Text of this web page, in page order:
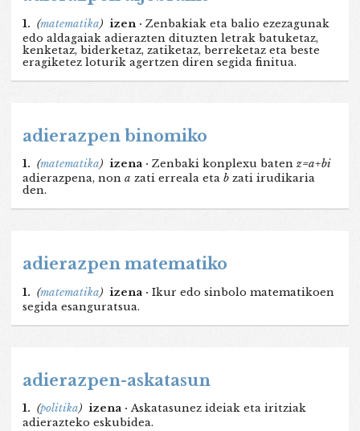
1. (matematika) izen · Zenbakiak eta balio ezezagunak
edo aldagaiak adierazten dituzten letrak batuketaz,
kenketaz, biderketaz, zatiketaz, berreketaz eta beste
eragiketez loturik agertzen diren segida finitua.
adierazpen binomiko
1. (matematika) izena · Zenbaki konplexu baten z=a+bi
adierazpena, non a zati erreala eta b zati irudikaria
den.
adierazpen matematiko
1. (matematika) izena · Ikur edo sinbolo matematikoen
segida esanguratsua.
adierazpen-askatasun
1. (politika) izena · Askatasunez ideiak eta iritziak
adierazteko eskubidea.